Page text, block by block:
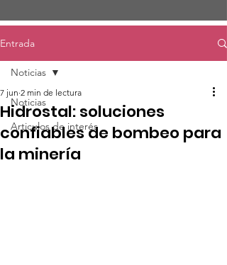
Entrada
Noticias
Articulos de interés
Noticias
Hidrostal: soluciones
confiables de bombeo para
la minería
7 jun 2 min de lectura